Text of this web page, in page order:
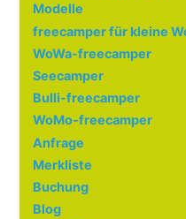
Modelle
freecamper für kleine
WoWa-freecamper
Seecamper
Bulli-freecamper
WoMo-freecamper
Anfrage
Merkliste
Buchung
Blog